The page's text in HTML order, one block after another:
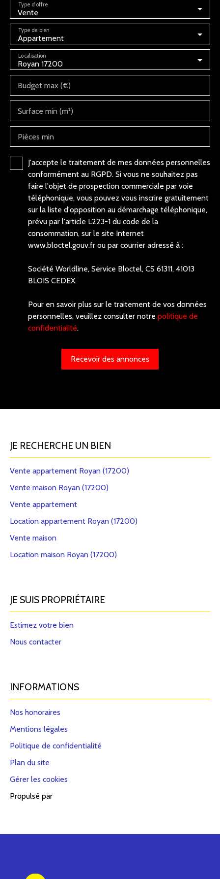
Vente
Type d'offre
Appartement
Type de bien
Royan 17200
Localisation
Budget max (€)
Surface min (m²)
Pièces min
J'accepte le traitement de mes données personnelles
conformément au RGPD. Si vous ne souhaitez pas
faire l'objet de prospection commerciale par voie
téléphonique, vous pouvez vous inscrire gratuitement
sur la liste d'opposition au démarchage téléphonique,
prévu par l'article L223-1 du code de la
consommation, sur le site Internet
www.bloctel.gouv.fr ou par courrier adressé à :
Société Worldline, Service Bloctel, CS 61311, 41013
BLOIS CEDEX.
Pour en savoir plus sur le traitement de vos données
personnelles, veuillez consulter notre politique de
confidentialité.
Recevoir des annonces
JE RECHERCHE UN BIEN
Vente appartement Royan (17200)
Vente maison Royan (17200)
Vente appartement
Location appartement Royan (17200)
Vente maison
Location maison Royan (17200)
JE SUIS PROPRIÉTAIRE
Estimez votre bien
Nous contacter
INFORMATIONS
Nos honoraires
Mentions légales
Politique de confidentialité
Plan du site
Gérer les cookies
Propulsé par